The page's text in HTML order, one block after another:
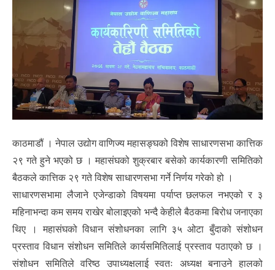
काठमाडौं । नेपाल उद्योग वाणिज्य महासङ्घको विशेष साधारणसभा कात्तिक
२९ गते हुने भएको छ । महासंघको शुक्रबार बसेको कार्यकारणी समितिको
बैठकले कात्तिक २९ गते विशेष साधारणसभा गर्ने निर्णय गरेको हो ।
साधारणसभामा लैजाने एजेन्डाको विषयमा पर्याप्त छलफल नभएको र ३
महिनाभन्दा कम समय राखेर बोलाइएको भन्दै केहीले बैठकमा बिरोध जनाएका
थिए । महासंघको विधान संशोधनका लागि ३५ ओटा बुँदाको संशोधन
प्रस्ताव विधान संशोधन समितिले कार्यसमितिलाई प्रस्ताव पठाएको छ ।
संशोधन समितिले वरिष्ठ उपाध्यक्षलाई स्वतः अध्यक्ष बनाउने हालको